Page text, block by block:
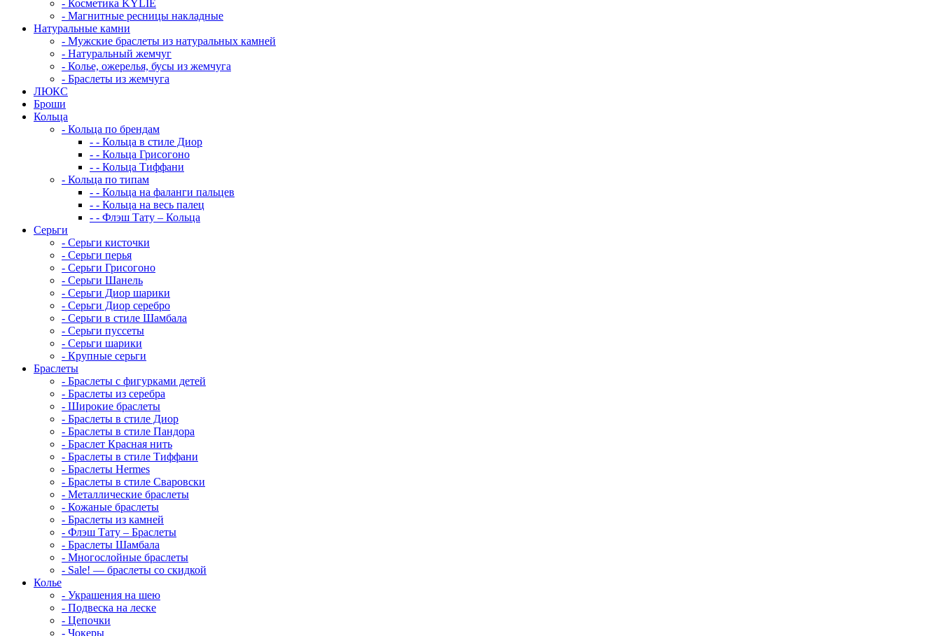
- Косметика KYLIE
- Магнитные ресницы накладные
Натуральные камни
- Мужские браслеты из натуральных камней
- Натуральный жемчуг
- Колье, ожерелья, бусы из жемчуга
- Браслеты из жемчуга
ЛЮКС
Броши
Кольца
- Кольца по брендам
- - Кольца в стиле Диор
- - Кольца Грисогоно
- - Кольца Тиффани
- Кольца по типам
- - Кольца на фаланги пальцев
- - Кольца на весь палец
- - Флэш Тату – Кольца
Серьги
- Серьги кисточки
- Серьги перья
- Серьги Грисогоно
- Серьги Шанель
- Серьги Диор шарики
- Серьги Диор серебро
- Серьги в стиле Шамбала
- Серьги пуссеты
- Серьги шарики
- Крупные серьги
Браслеты
- Браслеты с фигурками детей
- Браслеты из серебра
- Широкие браслеты
- Браслеты в стиле Диор
- Браслеты в стиле Пандора
- Браслет Красная нить
- Браслеты в стиле Тиффани
- Браслеты Hermes
- Браслеты в стиле Сваровски
- Металлические браслеты
- Кожаные браслеты
- Браслеты из камней
- Флэш Тату – Браслеты
- Браслеты Шамбала
- Многослойные браслеты
- Sale! — браслеты со скидкой
Колье
- Украшения на шею
- Подвеска на леске
- Цепочки
- Чокеры